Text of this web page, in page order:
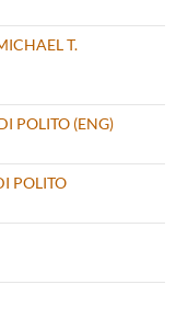
T.
POLITO (ENG)
POLITO